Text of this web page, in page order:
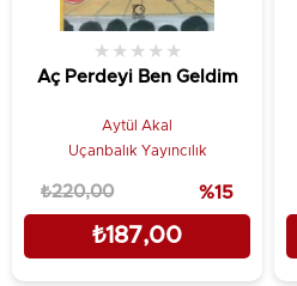
Aç Perdeyi Ben Geldim
★ ★ ★ ★ ★
Aytül Akal
Uçanbalık Yayıncılık
₺187,00
₺220,00 %15